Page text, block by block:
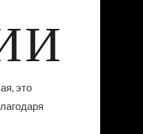
это